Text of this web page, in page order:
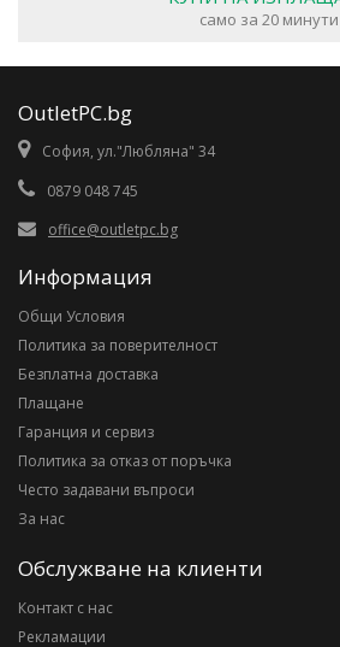
само за 20 минути
OutletPC.bg
София, ул."Любляна" 34
0879 048 745
office@outletpc.bg
Информация
Общи Условия
Политика за поверителност
Безплатна доставка
Плащане
Гаранция и сервиз
Политика за отказ от поръчка
Често задавани въпроси
За нас
Обслужване на клиенти
Контакт с нас
Рекламации